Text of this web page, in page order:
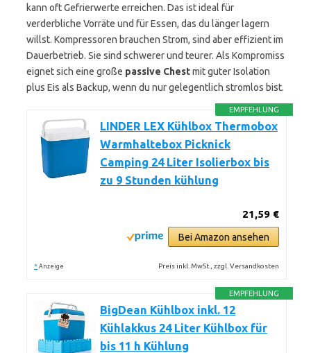
kann oft Gefrierwerte erreichen. Das ist ideal für
verderbliche Vorräte und für Essen, das du länger lagern
willst. Kompressoren brauchen Strom, sind aber effizient im
Dauerbetrieb. Sie sind schwerer und teurer. Als Kompromiss
eignet sich eine große passive Chestmit guter Isolation
plus Eis als Backup, wenn du nur gelegentlich stromlos bist.
EMPFEHLUNG
LINDER LEX Kühlbox Thermobox
Warmhaltebox Picknick
Camping 24 Liter Isolierbox bis
zu 9 Stunden kühlung
21,59 €
Bei Amazon ansehen
* Anzeige Preis inkl. MwSt., zzgl. Versandkosten
EMPFEHLUNG
BigDean Kühlbox inkl. 12
Kühlakkus 24 Liter Kühlbox für
bis 11 h Kühlung